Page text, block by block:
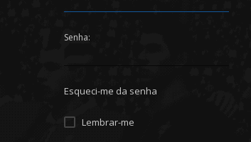
Senha:
Esqueci-me da senha
Lembrar-me